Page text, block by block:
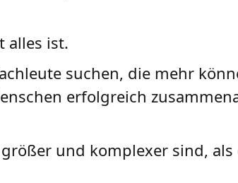
alles ist.
suchen, die mehr
erfolgreich
und komplexer sind,